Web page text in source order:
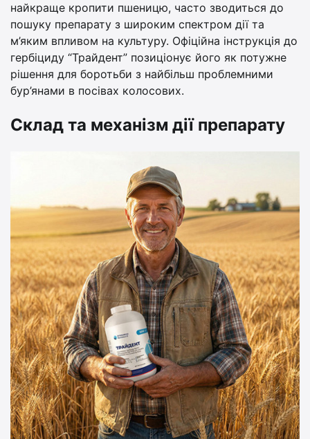
найкраще кропити пшеницю, часто зводиться до
пошуку препарату з широким спектром дії та
м’яким впливом на культуру. Офіційна інструкція до
гербіциду “Трайдент” позиціонує його як потужне
рішення для боротьби з найбільш проблемними
бур’янами в посівах колосових.
Склад та механізм дії препарату